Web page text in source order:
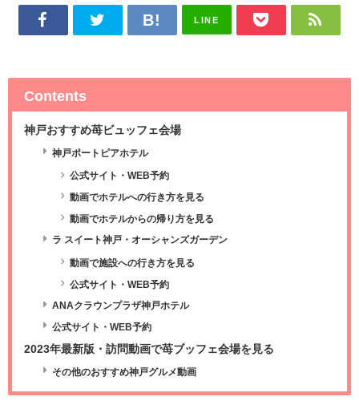
LINE
Contents
神戸おすすめ苺ビュッフェ会場
神戸ポートピアホテル
公式サイト・WEB予約
動画でホテルへの行き方を見る
動画でホテルからの帰り方を見る
ラ スイート神戸・オーシャンズガーデン
動画で施設への行き方を見る
公式サイト・WEB予約
ANAクラウンプラザ神戸ホテル
公式サイト・WEB予約
2023年最新版・訪問動画で苺ブッフェ会場を見る
その他のおすすめ神戸グルメ動画